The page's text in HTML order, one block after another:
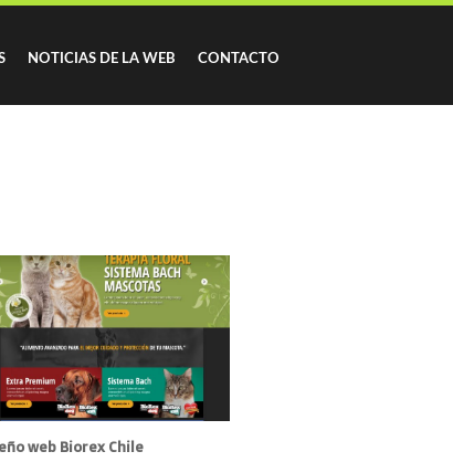
NOTICIAS DE LA WEB CONTACTO
web Biorex Chile